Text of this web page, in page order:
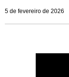
5 de fevereiro de 2026